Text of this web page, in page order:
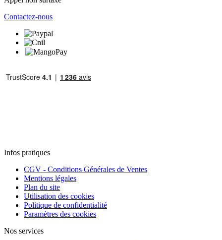
Contactez-nous
Infos pratiques
CGV - Conditions Générales de Ventes
Mentions légales
Plan du site
Utilisation des cookies
Politique de confidentialité
Paramètres des cookies
Nos services